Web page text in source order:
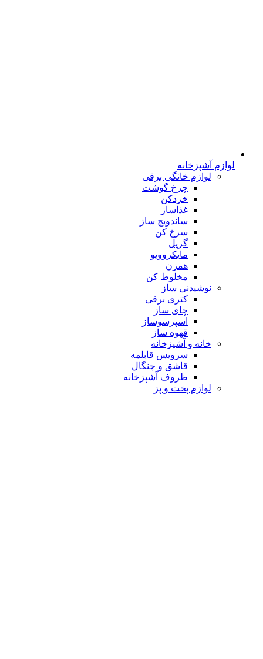
لوازم آشپزخانه
لوازم خانگی برقی
چرخ گوشت
خردکن
غذاساز
ساندویچ ساز
سرخ کن
گریل
مایکروویو
همزن
مخلوط کن
نوشیدنی ساز
کتری برقی
چای ساز
اسپرسوساز
قهوه ساز
خانه و آشپزخانه
سرویس قابلمه
قاشق و چنگال
ظروف آشپزخانه
لوازم پخت و پز